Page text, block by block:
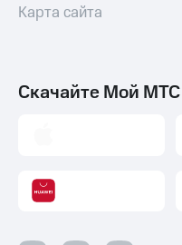
Карта сайта
Скачайте Мой МТС